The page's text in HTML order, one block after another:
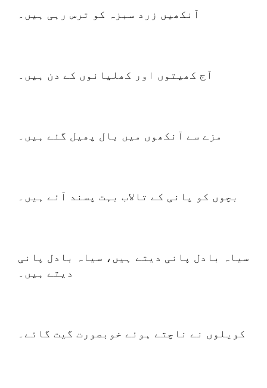
آنکھیں زرد سبزہ کو ترس رہی ہیں۔
آج کھیتوں اور کھلیانوں کے دن ہیں۔
مزے سے آنکھوں میں بال پھیل گئے ہیں۔
بچوں کو پانی کے تالاب بہت پسند آئے ہیں۔
سیاہ بادل پانی دیتے ہیں، سیاہ بادل پانی
دیتے ہیں۔
کویلوں نے ناچتے ہوئے خوبصورت گیت گائے۔